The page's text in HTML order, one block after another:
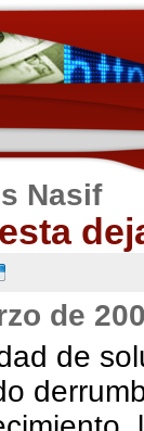
Nasif
de
de